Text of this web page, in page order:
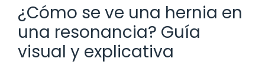
¿Cómo se ve una hernia en
una resonancia? Guía
visual y explicativa